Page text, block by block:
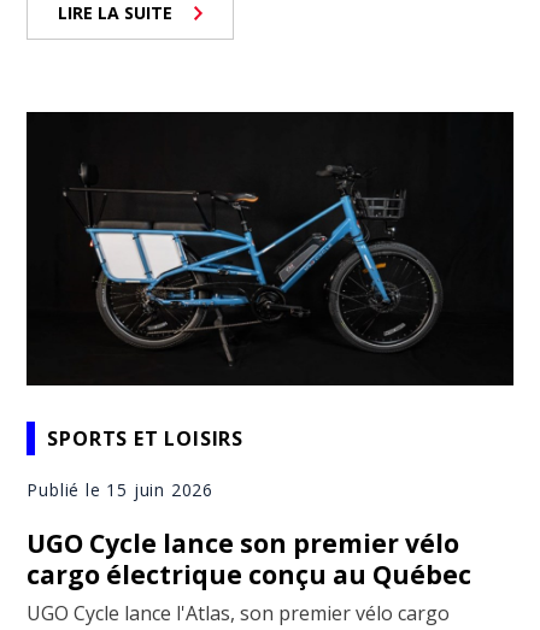
LIRE LA SUITE
SPORTS ET LOISIRS
Publié le 15 juin 2026
UGO Cycle lance son premier vélo
cargo électrique conçu au Québec
UGO Cycle lance l'Atlas, son premier vélo cargo